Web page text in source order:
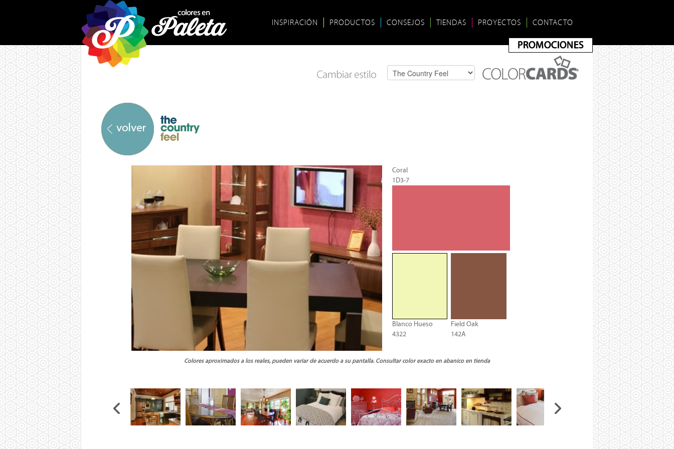
INSPIRACIÓN PRODUCTOS CONSEJOS TIENDAS PROYECTOS CONTACTO
Coral
1D3-7
Blanco Hueso
4322
Field Oak
142A
Colores aproximados a los reales, pueden variar de acuerdo a su pantalla. Consultar color exacto en abanico en tienda